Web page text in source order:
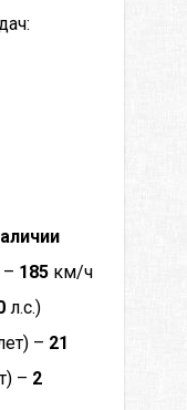
– 185 км/ч
л.с.)
– 21
– 2